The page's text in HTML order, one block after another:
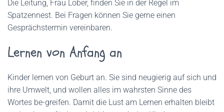
Die Leitung, Frau Lober, finden Sie in der Regel im
Spatzennest. Bei Fragen können Sie gerne einen
Gesprächstermin vereinbaren.
Lernen von Anfang an
Kinder lernen von Geburt an. Sie sind neugierig auf sich und
ihre Umwelt, und wollen alles im wahrsten Sinne des
Wortes be-greifen. Damit die Lust am Lernen erhalten bleibt